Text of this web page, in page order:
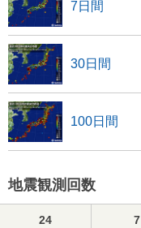
7日間
30日間
100日間
地震観測回数
24
7